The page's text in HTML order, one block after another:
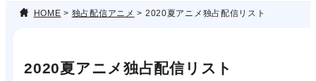
HOME > 独占配信アニメ > 2020夏アニメ独占配信リスト
2020夏アニメ独占配信リスト